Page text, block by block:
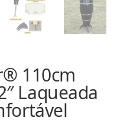
110cm
Laqueada